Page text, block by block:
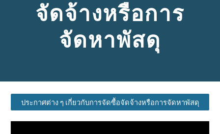
จัดจ้างหรือการ
จัดหาพัสดุ
ประกาศต่าง ๆ เกี่ยวกับการจัดซื้อจัดจ้างหรือการจัดหาพัสดุ